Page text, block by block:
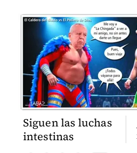
Siguen las luchas
intestinas